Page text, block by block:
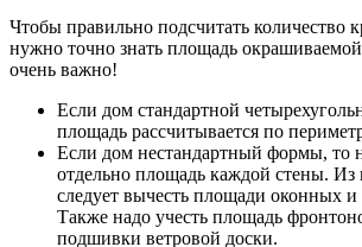
Чтобы правильно подсчитать количество
нужно точно знать площадь
очень важно!
Если дом стандартной
площадь рассчитывается по
Если дом нестандартный формы, то
отдельно площадь каждой стены. Из
следует вычесть площади оконных
Также надо учесть площадь
подшивки ветровой доски.